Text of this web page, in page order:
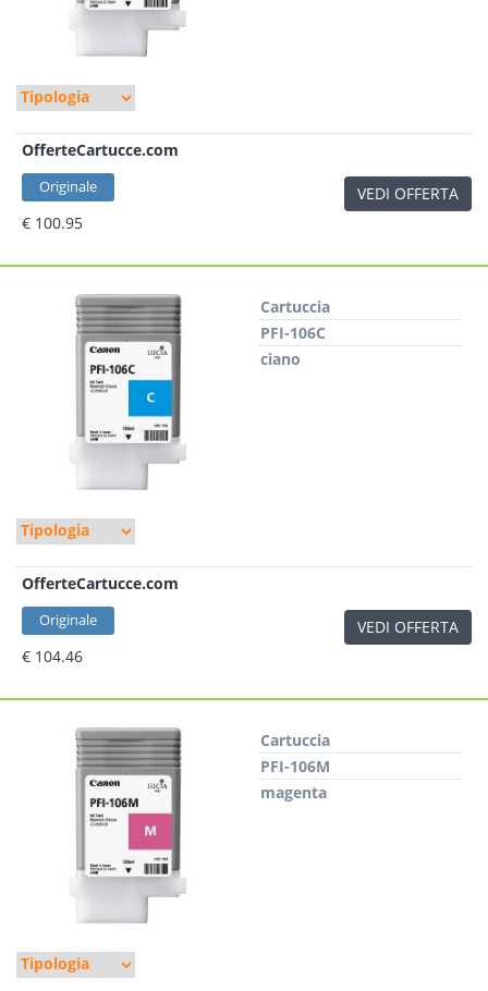
OfferteCartucce.com
Originale
€ 100.95
VEDI OFFERTA
Cartuccia
PFI-106C
ciano
OfferteCartucce.com
Originale
€ 104.46
VEDI OFFERTA
Cartuccia
PFI-106M
magenta